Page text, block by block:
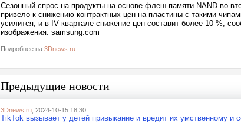
Сезонный спрос на продукты на основе флеш-памяти NAND во
привело к снижению контрактных цен на пластины с такими
усилится, и в IV квартале снижение цен составит более 10 %,
изображения: samsung.com
Подробнее на 3Dnews.ru
Предыдущие новости
3Dnews.ru , 2024-10-15 18:30
TikTok вызывает у детей привыкание и вредит их умственному и